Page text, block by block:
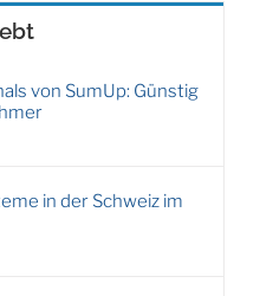
von SumUp: Günstig
in der Schweiz im